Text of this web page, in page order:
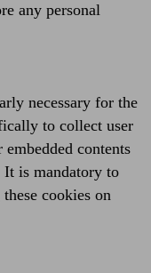
any personal
necessary for the
to collect user
contents
It is mandatory to
cookies on